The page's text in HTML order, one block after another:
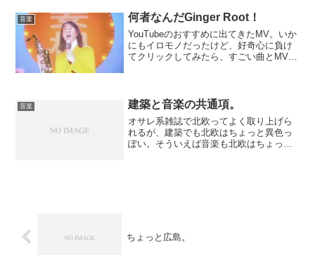
でメジャー・デビューだそうだけれど...
音楽 何者なんだGinger Root！
YouTubeのおすすめに出てきたMV。いか
にもイロモノだったけど、好奇心に負け
てクリックしてみたら、すごい曲とMVだ
い。レイニッチみ...
音楽 建築と音楽の共通項。
オサレ系雑誌で北欧ってよく取り上げら
れるが、建築でも北欧はちょっと異色っ
ぽい。そういえば音楽も北欧はちょっと
ちょっと広島。